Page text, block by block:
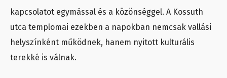
kapcsolatot egymással és a közönséggel. A Kossuth
utca templomai ezekben a napokban nemcsak vallási
helyszínként működnek, hanem nyitott kulturális
terekké is válnak.